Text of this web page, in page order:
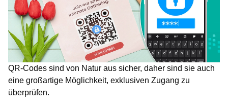
QR-Codes sind von Natur aus sicher, daher sind sie auch
eine großartige Möglichkeit, exklusiven Zugang zu
überprüfen.